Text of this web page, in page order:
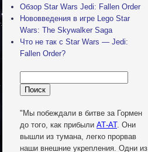
Обзор Star Wars Jedi: Fallen Order
Нововведения в игре Lego Star
Wars: The Skywalker Saga
Что не так с Star Wars — Jedi:
Fallen Order?
"Мы побеждали в битве за Гормен
до того, как прибыли АТ-АТ. Они
вышли из тумана, легко прорвав
наши внешние укрепления. Одни из